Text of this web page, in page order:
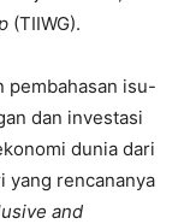
(TIIWG).
pembahasan isu-
dan investasi
dunia dari
yang rencananya
and